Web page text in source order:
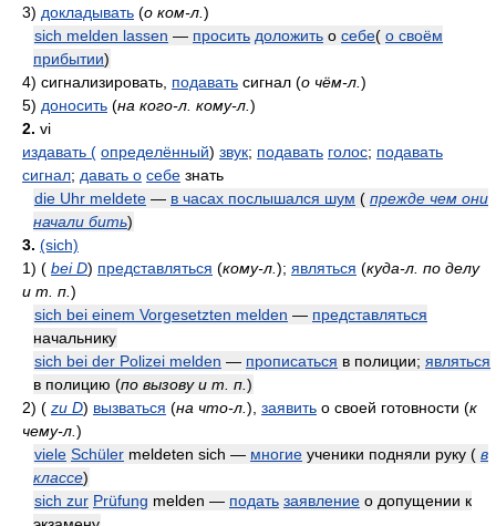
3) докладывать (о ком-л. )
sich melden lassen — просить доложить о себе( о своём
прибытии)
4) сигнализировать, подавать сигнал (о чём-л. )
5) доносить (на кого-л. кому-л. )
2. vi
издавать ( определённый) звук; подавать голос; подавать
сигнал; давать о себе знать
die Uhr meldete — в часах послышался шум ( прежде чем они
начали бить)
3. (sich)
1) ( bei D) представляться (кому-л. ); являться (куда-л. по делу
и т. п. )
sich bei einem Vorgesetzten melden — представляться
начальнику
sich bei der Polizei melden — прописаться в полиции; являться
в полицию (по вызову и т. п. )
2) ( zu D) вызваться (на что-л. ) заявить о своей готовности (к
чему-л. )
viele Schüler meldeten sich — многие ученики подняли руку ( в
классе)
sich zur Prüfung melden — подать заявление о допущении к